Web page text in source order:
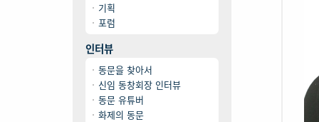
기획
포럼
인터뷰
동문을 찾아서
신임 동창회장 인터뷰
동문 유튜버
화제의 동문